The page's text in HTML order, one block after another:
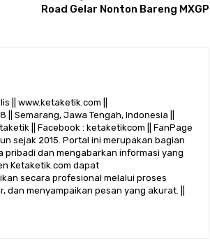
Road Gelar Nonton Bareng MXGP
|| www.ketaketik.com ||
Semarang, Jawa Tengah, Indonesia ||
|| Facebook : ketaketikcom || FanPage
sejak 2015. Portal ini merupakan bagian
dan mengabarkan informasi yang
Ketaketik.com dapat
secara profesional melalui proses
menyampaikan pesan yang akurat. ||